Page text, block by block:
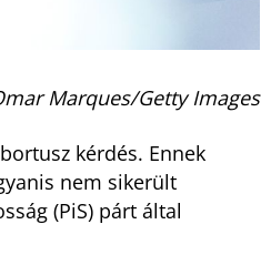
Marques/Getty Images
kérdés. Ennek
nem sikerült
(PiS) párt által